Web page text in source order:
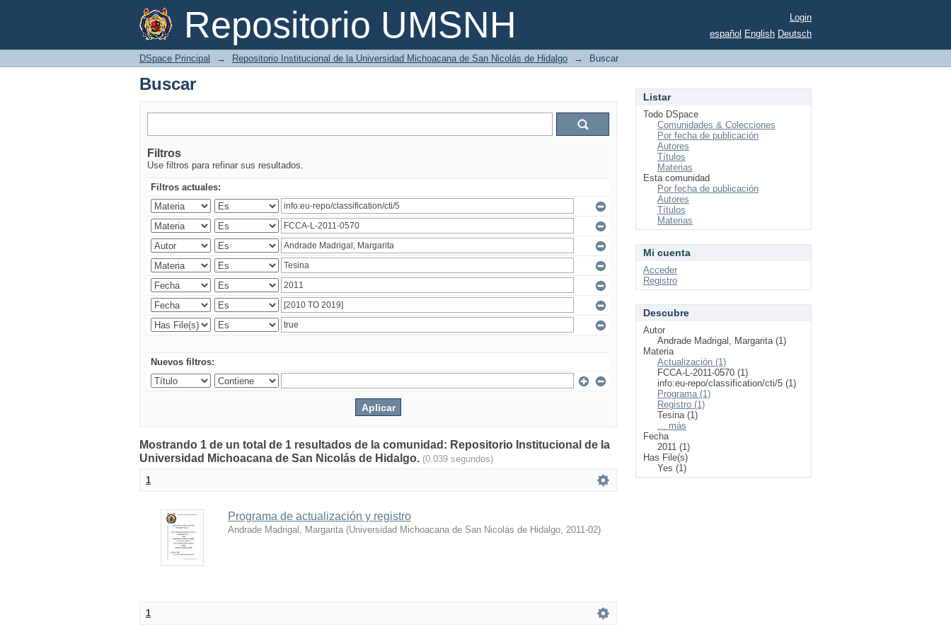
Repositorio UMSNH
Buscar
Login
español English Deutsch
DSpace Principal → Repositorio Institucional de la Universidad Michoacana de San Nicolás de Hidalgo → Buscar
Buscar
Filtros
Use filtros para refinar sus resultados.
Filtros actuales:
Nuevos filtros:
Mostrando 1 de un total de 1 resultados de la comunidad: Repositorio Institucional de la
Universidad Michoacana de San Nicolás de Hidalgo. (0.039 segundos)
1
Programa de actualización y registro
Andrade Madrigal, Margarita (Universidad Michoacana de San Nicolás de Hidalgo, 2011-02)
1
Listar
Todo DSpace
Comunidades & Colecciones
Por fecha de publicación
Autores
Títulos
Materias
Esta comunidad
Por fecha de publicación
Autores
Títulos
Materias
Mi cuenta
Acceder
Registro
Descubre
Autor
Andrade Madrigal, Margarita (1)
Materia
Actualización (1)
FCCA-L-2011-0570 (1)
info:eu-repo/classification/cti/5 (1)
Programa (1)
Registro (1)
Tesina (1)
... más
Fecha
2011 (1)
Has File(s)
Yes (1)